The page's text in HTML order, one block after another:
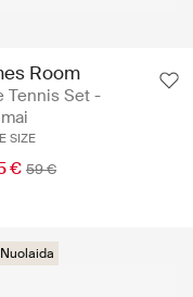
Room
Tennis Set -
SIZE
€ 59 €